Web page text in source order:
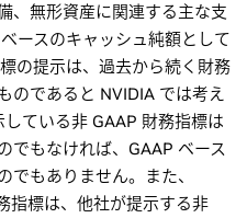
、無形資産に関連する主な支
ースのキャッシュ純額として
の提示は、過去から続く財務
のであると NVIDIA では考え
ている非 GAAP 財務指標は
でもなければ、GAAP ベース
でもありません。また、
指標は、他社が提示する非